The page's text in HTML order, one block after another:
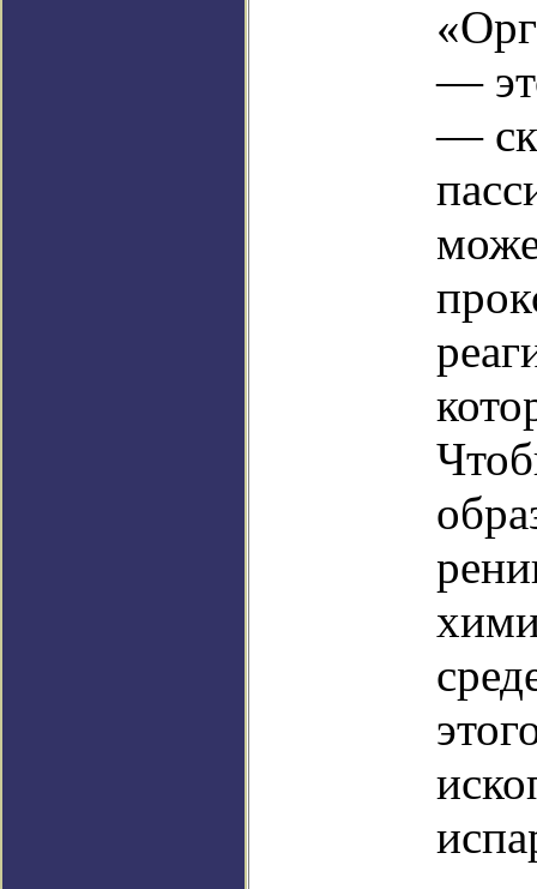
—
—